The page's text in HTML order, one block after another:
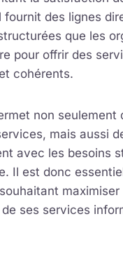
fournit des lignes
que les
pour offrir des
cohérents.
non seulement
mais aussi
avec les besoins
Il est donc
maximiser
ses services